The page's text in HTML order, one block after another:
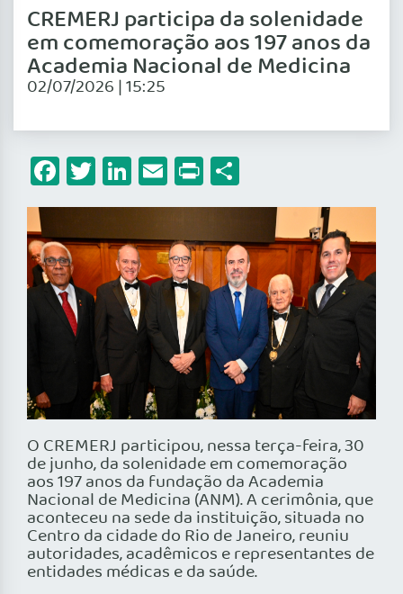
CREMERJ participa da solenidade
em comemoração aos 197 anos da
Academia Nacional de Medicina
02/07/2026 | 15:25
Facebook
Twitter
LinkedIn
Email
Print
O CREMERJ participou, nessa terça-feira, 30
de junho, da solenidade em comemoração
aos 197 anos da fundação da Academia
Nacional de Medicina (ANM). A cerimônia, que
aconteceu na sede da instituição, situada no
Centro da cidade do Rio de Janeiro, reuniu
autoridades, acadêmicos e representantes de
entidades médicas e da saúde.